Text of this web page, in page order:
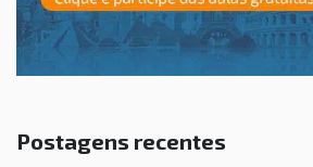
Postagens recentes